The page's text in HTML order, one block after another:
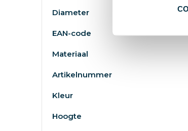
Diameter
EAN-code
Materiaal
Artikelnummer
Kleur
Hoogte